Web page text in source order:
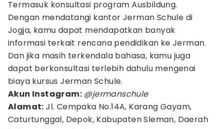
Termasuk konsultasi program Ausbildung.
Dengan mendatangi kantor Jerman Schule di
Jogja, kamu dapat mendapatkan banyak
informasi terkait rencana pendidikan ke Jerman.
Dan jika masih terkendala bahasa, kamu juga
dapat berkonsultasi terlebih dahulu mengenai
biaya kursus Jerman Schule.
Akun Instagram: @jermanschule
Alamat: Jl. Cempaka No.14A, Karang Gayam,
Caturtunggal, Depok, Kabupaten Sleman, Daerah